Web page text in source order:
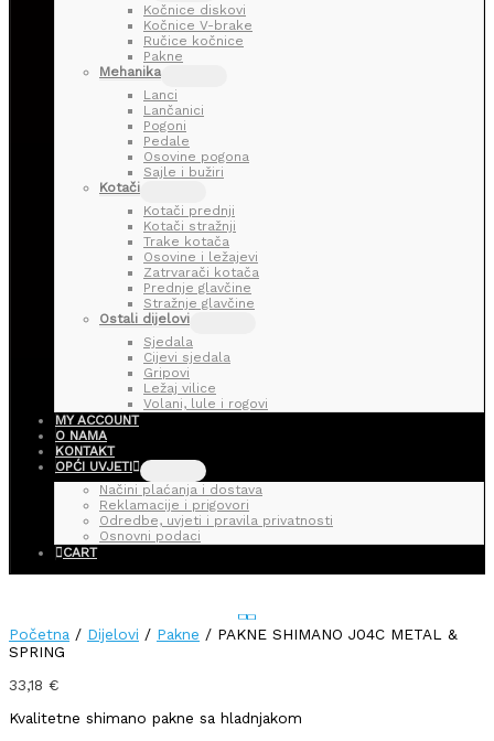
Kočnice diskovi
Kočnice V-brake
Ručice kočnice
Pakne
Mehanika
Lanci
Lančanici
Pogoni
Pedale
Osovine pogona
Sajle i bužiri
Kotači
Kotači prednji
Kotači stražnji
Trake kotača
Osovine i ležajevi
Zatrvarači kotača
Prednje glavčine
Stražnje glavčine
Ostali dijelovi
Sjedala
Cijevi sjedala
Gripovi
Ležaj vilice
Volani, lule i rogovi
MY ACCOUNT
O NAMA
KONTAKT
OPĆI UVJETI
Načini plaćanja i dostava
Reklamacije i prigovori
Odredbe, uvjeti i pravila privatnosti
Osnovni podaci
CART
Početna / Dijelovi / Pakne / PAKNE SHIMANO J04C METAL &
SPRING
33,18 €
Kvalitetne shimano pakne sa hladnjakom